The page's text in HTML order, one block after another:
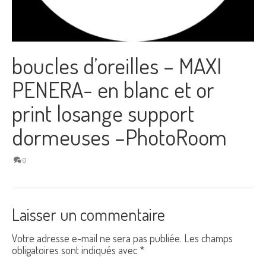
boucles d’oreilles – MAXI
PENERA- en blanc et or
print losange support
dormeuses –PhotoRoom
0
Laisser un commentaire
Votre adresse e-mail ne sera pas publiée. Les champs
obligatoires sont indiqués avec *